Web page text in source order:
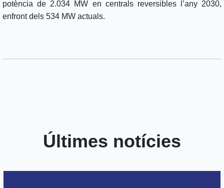
potència de 2.034 MW en centrals reversibles l’any 2030,
enfront dels 534 MW actuals.
Últimes notícies